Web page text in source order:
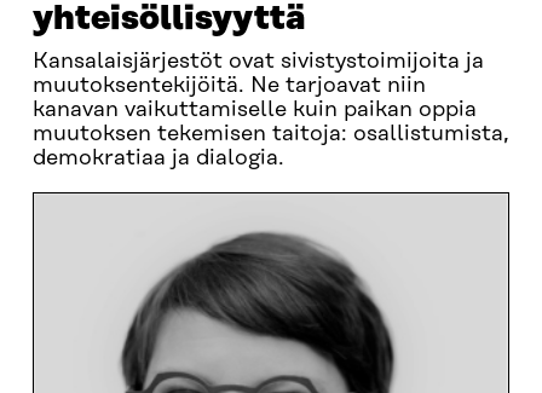
yhteisöllisyyttä
Kansalaisjärjestöt ovat sivistystoimijoita ja
muutoksentekijöitä. Ne tarjoavat niin
kanavan vaikuttamiselle kuin paikan oppia
muutoksen tekemisen taitoja: osallistumista,
demokratiaa ja dialogia.